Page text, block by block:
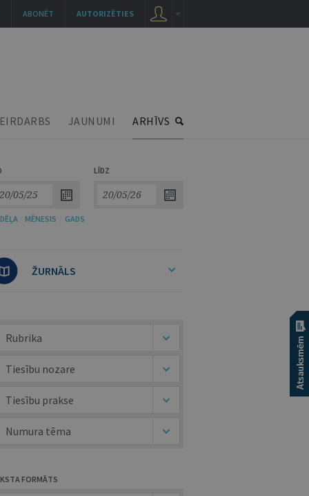
JAUNUMI ARHĪVS
LĪDZ
MĒNESIS GADS
ŽURNĀLS
Rubrika
Tiesību nozare
Tiesību prakse
Numura tēma
FORMĀTS
AUTORIZĒTIES
ABONĒT